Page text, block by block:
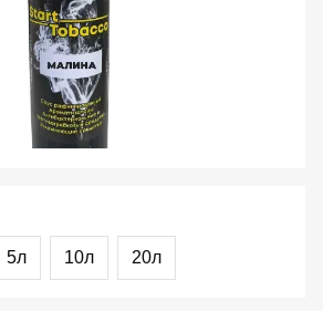
5л 10л 20л